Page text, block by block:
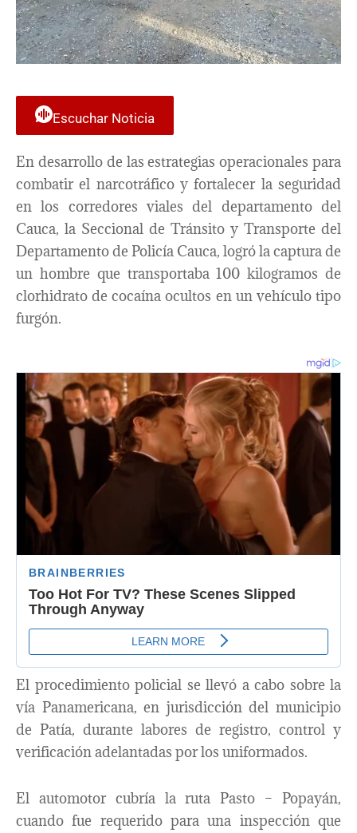
Escuchar Noticia
En desarrollo de las estrategias operacionales para
combatir el narcotráfico y fortalecer la seguridad
en los corredores viales del departamento del
Cauca, la Seccional de Tránsito y Transporte del
Departamento de Policía Cauca, logró la captura de
un hombre que transportaba 100 kilogramos de
clorhidrato de cocaína ocultos en un vehículo tipo
furgón.
El procedimiento policial se llevó a cabo sobre la
vía Panamericana, en jurisdicción del municipio
de Patía, durante labores de registro, control y
verificación adelantadas por los uniformados.
El automotor cubría la ruta Pasto – Popayán,
cuando fue requerido para una inspección que